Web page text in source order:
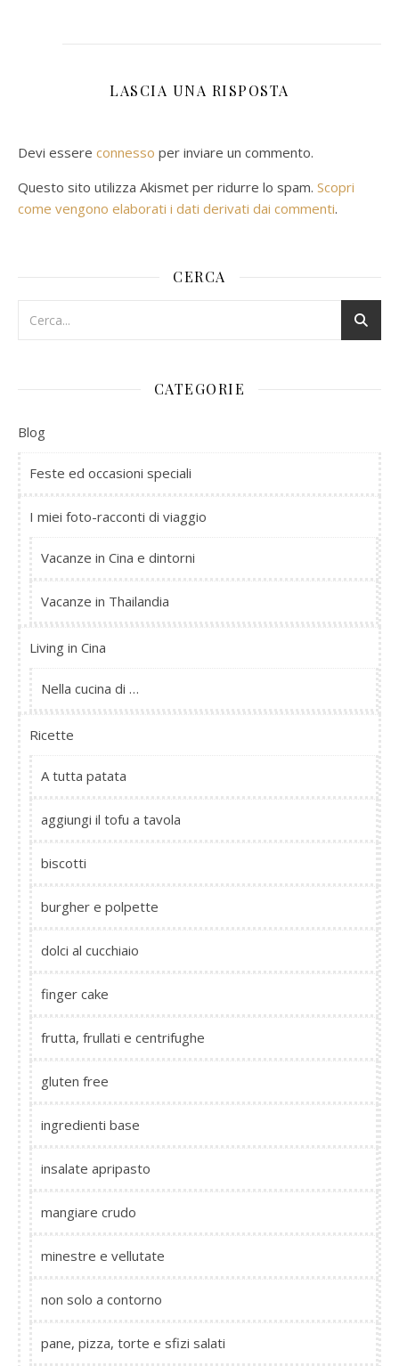
LASCIA UNA RISPOSTA
Devi essere connesso per inviare un commento.
Questo sito utilizza Akismet per ridurre lo spam. Scopri
come vengono elaborati i dati derivati dai commenti.
CERCA
CATEGORIE
Blog
Feste ed occasioni speciali
I miei foto-racconti di viaggio
Vacanze in Cina e dintorni
Vacanze in Thailandia
Living in Cina
Nella cucina di …
Ricette
A tutta patata
aggiungi il tofu a tavola
biscotti
burgher e polpette
dolci al cucchiaio
finger cake
frutta, frullati e centrifughe
gluten free
ingredienti base
insalate apripasto
mangiare crudo
minestre e vellutate
non solo a contorno
pane, pizza, torte e sfizi salati